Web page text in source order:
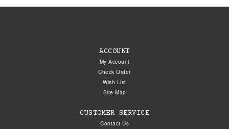
ACCOUNT
My Account
Check Order
Wish List
Site Map
CUSTOMER SERVICE
Contact Us